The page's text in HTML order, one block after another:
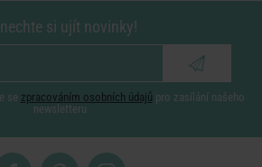
si ujít novinky!
se zpracováním osobních údajů pro zasílání našeho
newsletteru